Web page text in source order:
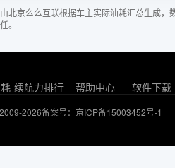
北京么么互联根据车主实际油耗汇总生成
。
续航力排行 帮助中心 软件下载
2026备案号：京ICP备15003452号-1